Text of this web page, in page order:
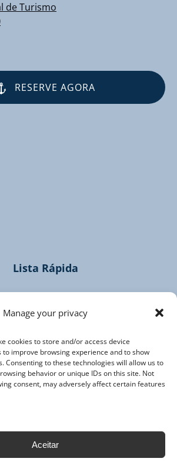
Manage your privacy
cookies to store and/or access device
to improve browsing experience and to show
Consenting to these technologies will allow us to
behavior or unique IDs on this site. Not
consent, may adversely affect certain features
Aceitar
de Turismo
RESERVE AGORA
Lista Rápida
Home
Cruzeiros
in
window)